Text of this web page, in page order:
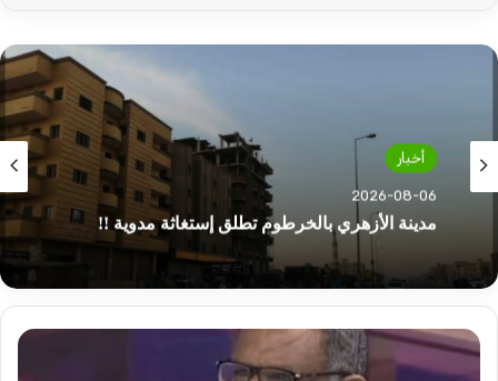
أخبار
2026-08-06
مدينة الأزهري بالخرطوم تطلق إستغاثة مدوية !!
محمد
وداعة: